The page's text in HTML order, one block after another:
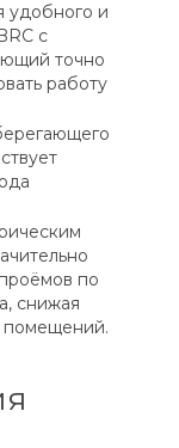
удобного и
с
точно
работу
по
снижая
помещений.